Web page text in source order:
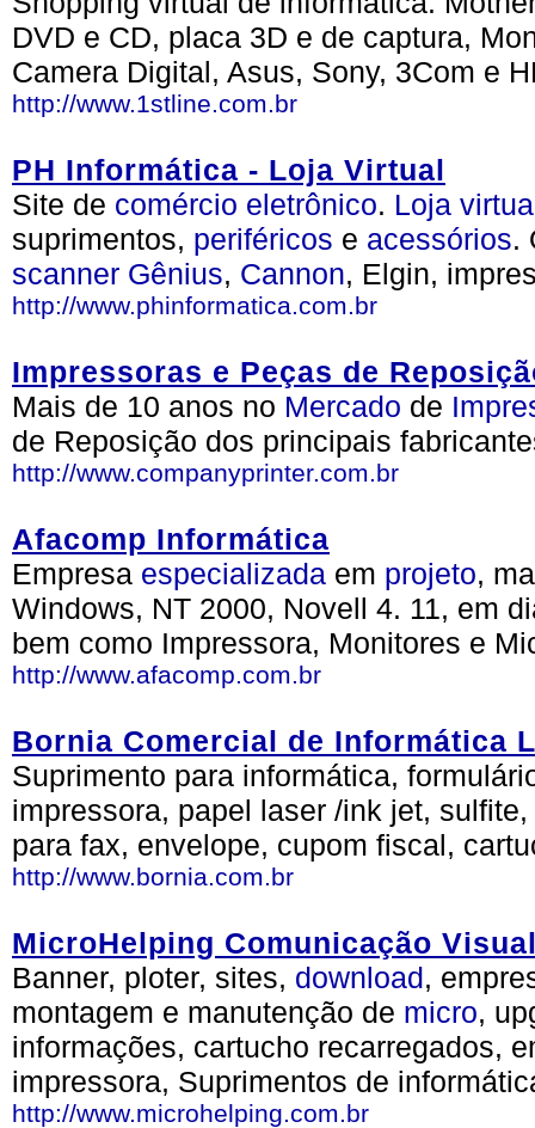
DVD e CD, placa 3D e de captura,
Camera Digital, Asus, Sony, 3Com e
http://www.1stline.com.br
PH Informática - Loja Virtual
Site de comércio eletrônico. Loja
suprimentos, periféricos e acessórios.
scanner Gênius, Cannon, Elgin,
http://www.phinformatica.com.br
Impressoras e Peças de
Mais de 10 anos no Mercado de
de Reposição dos principais
http://www.companyprinter.com.br
Afacomp Informática
Empresa especializada em projeto,
Windows, NT 2000, Novell 4. 11, em
bem como Impressora, Monitores e
http://www.afacomp.com.br
Bornia Comercial de Informática
Suprimento para informática,
impressora, papel laser /ink jet,
para fax, envelope, cupom fiscal,
http://www.bornia.com.br
MicroHelping Comunicação
Banner, ploter, sites, download,
montagem e manutenção de micro,
informações, cartucho recarregados,
impressora, Suprimentos de
http://www.microhelping.com.br